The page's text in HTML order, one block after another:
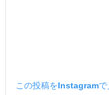
この投稿をInstagramで